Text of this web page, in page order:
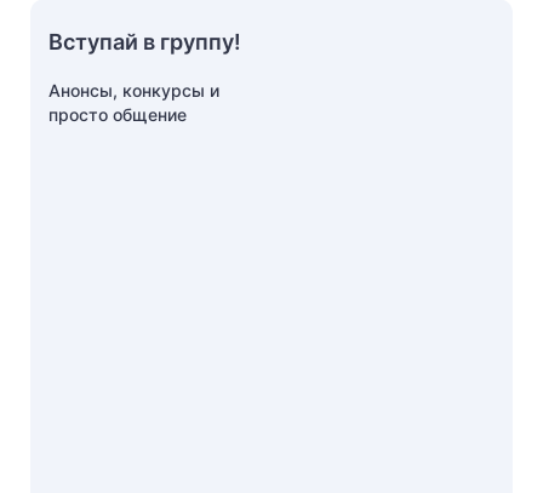
Вступай в группу!
Анонсы, конкурсы и
просто общение